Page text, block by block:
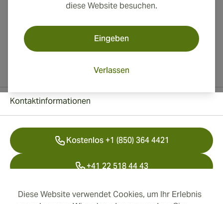
Diese Website verwendet Cookies, um Ihr Erlebnis
diese Website besuchen.
Eingeben
Verlassen
Kontaktinformationen
Kostenlos +1 (850) 364 4421
+41 22 518 44 43
info@swisscubancigars.com